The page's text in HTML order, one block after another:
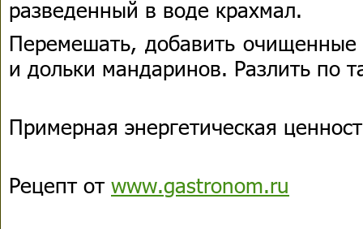
разведенный в воде крахмал.
Перемешать, добавить
и дольки мандаринов. Разлить по
Примерная энергетическая
Рецепт от www.gastronom.ru